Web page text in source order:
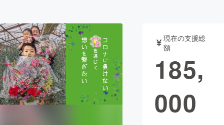
テクノロジー・ガジェット
映像・映画 書籍・雑誌
ビジネス・起業 チャレンジ
現在の支援総
額
185,
000